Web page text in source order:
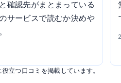
確認先がまとまっている
サービスで読むか決めや
立つ口コミを掲載しています。